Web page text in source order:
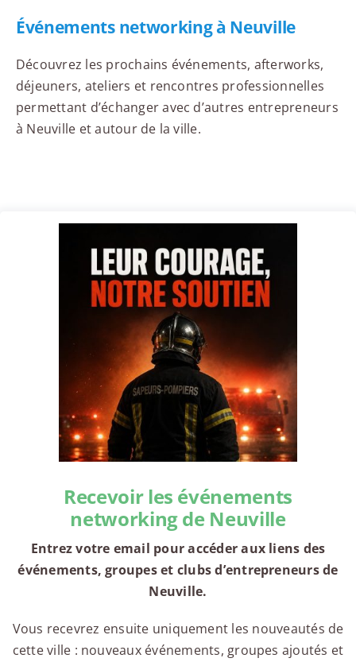
Événements networking à Neuville
Découvrez les prochains événements, afterworks,
déjeuners, ateliers et rencontres professionnelles
permettant d’échanger avec d’autres entrepreneurs
à Neuville et autour de la ville.
Recevoir les événements
networking de Neuville
Entrez votre email pour accéder aux liens des
événements, groupes et clubs d’entrepreneurs de
Neuville.
Vous recevrez ensuite uniquement les nouveautés de
cette ville : nouveaux événements, groupes ajoutés et